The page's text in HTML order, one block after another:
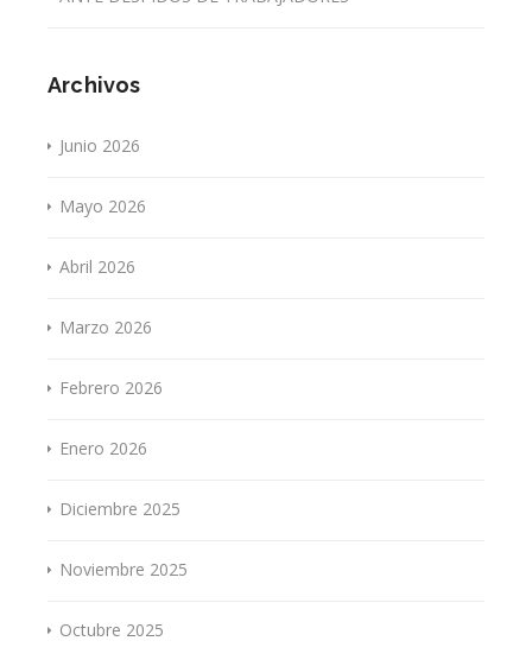
Archivos
Junio 2026
Mayo 2026
Abril 2026
Marzo 2026
Febrero 2026
Enero 2026
Diciembre 2025
Noviembre 2025
Octubre 2025